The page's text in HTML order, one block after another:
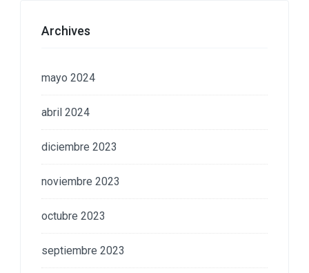
Archives
mayo 2024
abril 2024
diciembre 2023
noviembre 2023
octubre 2023
septiembre 2023